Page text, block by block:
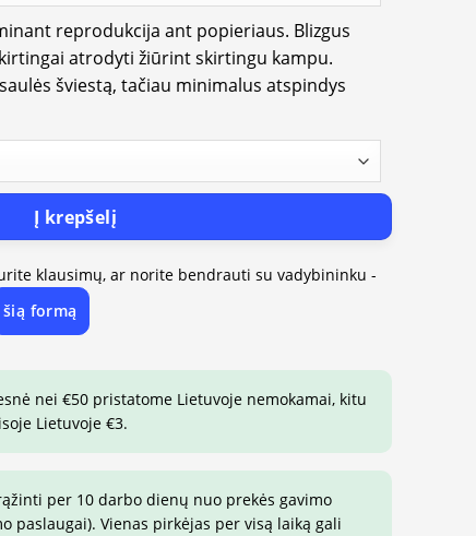
reprodukcija ant popieriaus. Blizgus
atrodyti žiūrint skirtingu kampu.
šviestą, tačiau minimalus atspindys
Į krepšelį
klausimų, ar norite bendrauti su vadybininku -
šią formą
nei €50 pristatome Lietuvoje nemokamai, kitu
Lietuvoje €3.
per 10 darbo dienų nuo prekės gavimo
paslaugai). Vienas pirkėjas per visą laiką gali